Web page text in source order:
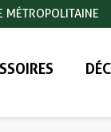
MÉTROPOLITAINE